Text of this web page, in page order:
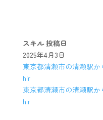
スキル 投稿日
2025年4月3日
東京都清瀬市の清瀬駅
hir
東京都清瀬市の清瀬駅
hir